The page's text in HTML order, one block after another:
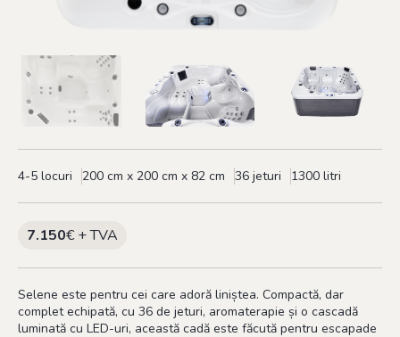
4-5 locuri 200 cm x 200 cm x 82 cm 36 jeturi 1300 litri
7.150€ + TVA
Selene este pentru cei care adoră liniștea. Compactă, dar
complet echipată, cu 36 de jeturi, aromaterapie și o cascadă
luminată cu LED-uri, această cadă este făcută pentru escapade